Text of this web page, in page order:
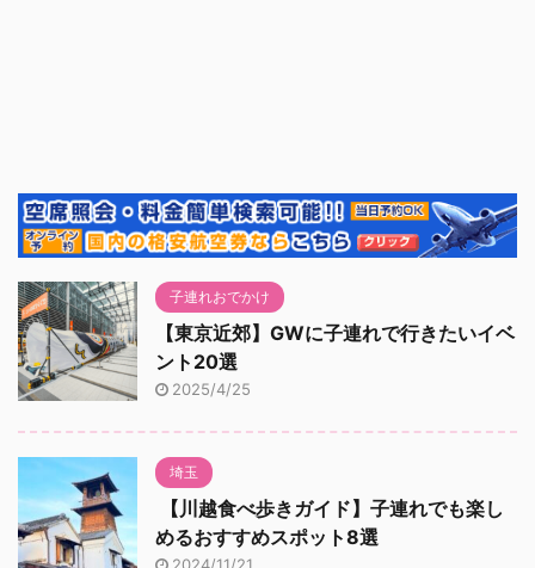
子連れおでかけ
【東京近郊】GWに子連れで行きたいイベ
ント20選
2025/4/25
埼玉
【川越食べ歩きガイド】子連れでも楽し
めるおすすめスポット8選
2024/11/21